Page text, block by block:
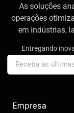
As soluções
operações
em indústrias,
Entregando
Empresa